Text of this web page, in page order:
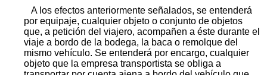
A los efectos anteriormente señalados, se entenderá
por equipaje, cualquier objeto o conjunto de objetos
que, a petición del viajero, acompañen a éste durante el
viaje a bordo de la bodega, la baca o remolque del
mismo vehículo. Se entenderá por encargo, cualquier
objeto que la empresa transportista se obliga a